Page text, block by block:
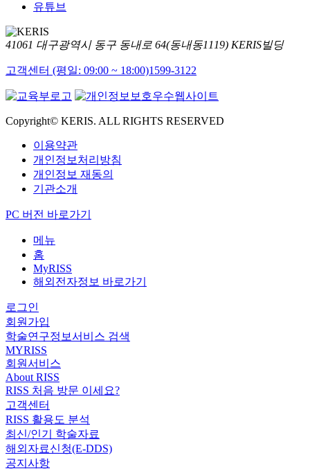
유튜브
41061 대구광역시 동구 동내로 64(동내동1119) KERIS빌딩
고객센터 (평일: 09:00 ~ 18:00)1599-3122
Copyright© KERIS. ALL RIGHTS RESERVED
이용약관
개인정보처리방침
개인정보 재동의
기관소개
PC 버전 바로가기
메뉴
홈
MyRISS
해외전자정보 바로가기
로그인
회원가입
학술연구정보서비스 검색
MYRISS
회원서비스
About RISS
RISS 처음 방문 이세요?
고객센터
RISS 활용도 분석
최신/인기 학술자료
해외자료신청(E-DDS)
공지사항